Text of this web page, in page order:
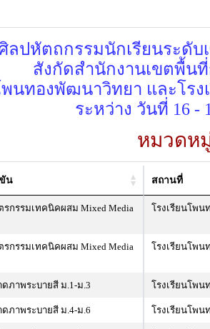
ลปหัตถกรรมนักเรียนระดับ
สังกัดสำนักงานเขตพื้น
นทองพัฒนาวิทยา และโรง
ระหว่าง วันที่ 16 -
หมวดห
น สถานที่
กรรมเทคนิคผสม Mixed Media
โรงเรียนโพน
กรรมเทคนิคผสม Mixed Media
โรงเรียนโพน
ภาพระบายสี ม.1-ม.3 โรงเรียนโพน
ภาพระบายสี ม.4-ม.6 โรงเรียนโพน